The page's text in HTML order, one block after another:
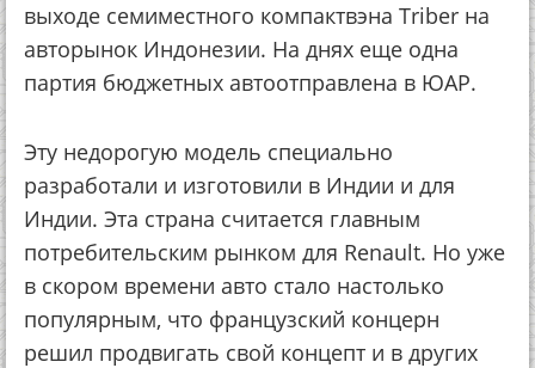
выходе семиместного компактвэна Triber на
авторынок Индонезии. На днях еще одна
партия бюджетных автоотправлена в ЮАР.
Эту недорогую модель специально
разработали и изготовили в Индии и для
Индии. Эта страна считается главным
потребительским рынком для Renault. Но уже
в скором времени авто стало настолько
популярным, что французский концерн
решил продвигать свой концепт и в других